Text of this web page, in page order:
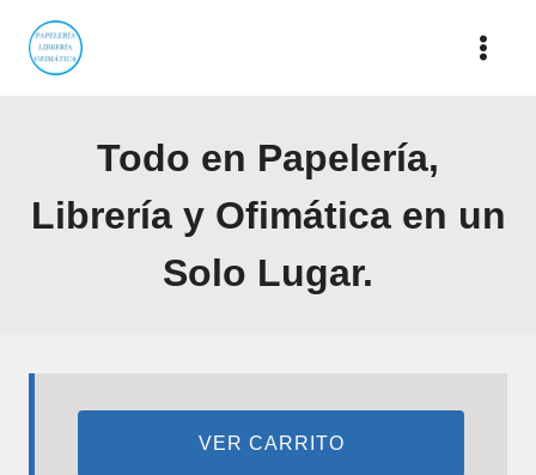
Saltar
contenido
Todo en Papelería,
Librería y Ofimática en un
Solo Lugar.
VER CARRITO